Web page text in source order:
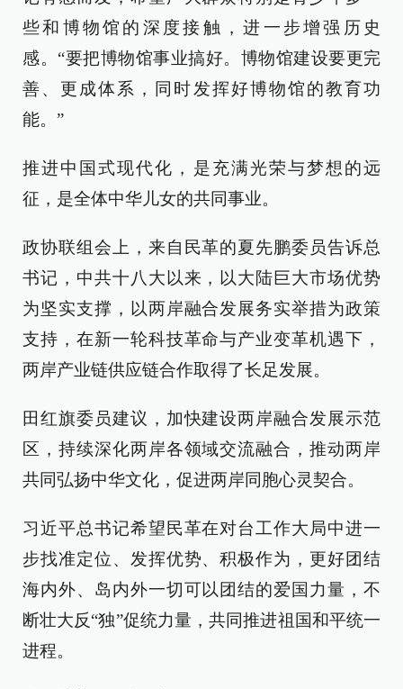
些和博物馆的深度接触，进一步增强历史
感。“要把博物馆事业搞好。博物馆建设要更完
善、更成体系，同时发挥好博物馆的教育功
能。”
推进中国式现代化，是充满光荣与梦想的远
征，是全体中华儿女的共同事业。
政协联组会上，来自民革的夏先鹏委员告诉总
书记，中共十八大以来，以大陆巨大市场优势
为坚实支撑，以两岸融合发展务实举措为政策
支持，在新一轮科技革命与产业变革机遇下，
两岸产业链供应链合作取得了长足发展。
田红旗委员建议，加快建设两岸融合发展示范
区，持续深化两岸各领域交流融合，推动两岸
共同弘扬中华文化，促进两岸同胞心灵契合。
习近平总书记希望民革在对台工作大局中进一
步找准定位、发挥优势、积极作为，更好团结
海内外、岛内外一切可以团结的爱国力量，不
断壮大反“独”促统力量，共同推进祖国和平统一
进程。